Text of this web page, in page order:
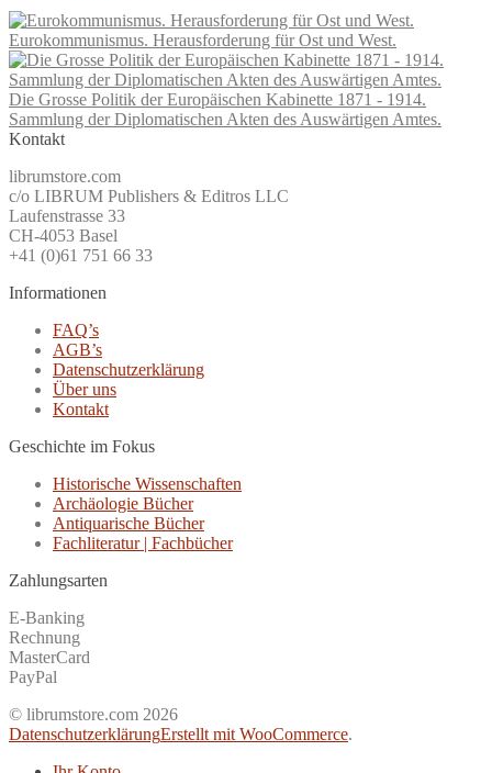
Eurokommunismus. Herausforderung für Ost und West.
Die Grosse Politik der Europäischen Kabinette 1871 - 1914.
Sammlung der Diplomatischen Akten des Auswärtigen Amtes.
Kontakt
librumstore.com
c/o LIBRUM Publishers & Editros LLC
Laufenstrasse 33
CH-4053 Basel
+41 (0)61 751 66 33
Informationen
FAQ’s
AGB’s
Datenschutzerklärung
Über uns
Kontakt
Geschichte im Fokus
Historische Wissenschaften
Archäologie Bücher
Antiquarische Bücher
Fachliteratur | Fachbücher
Zahlungsarten
E-Banking
Rechnung
MasterCard
PayPal
© librumstore.com 2026
DatenschutzerklärungErstellt mit WooCommerce.